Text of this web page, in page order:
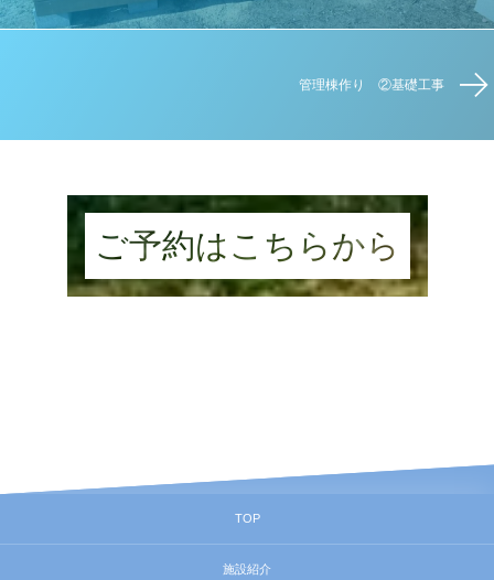
管理棟作り ②基礎工事
ご予約はこちらから
TOP
施設紹介